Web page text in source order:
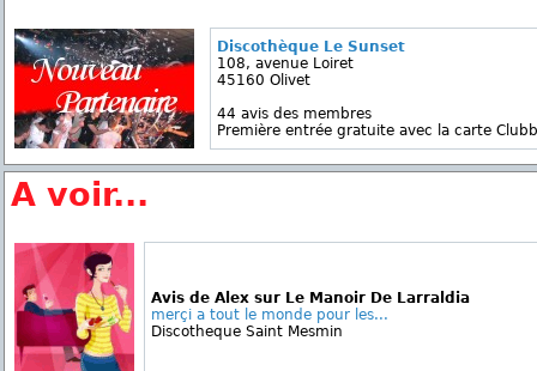
Discothèque Le Sunset
108, avenue Loiret
45160 Olivet
44 avis des membres
Première entrée gratuite avec la carte
A voir...
Avis de Alex sur Le Manoir De Larraldia
merçi a tout le monde pour les...
Discotheque Saint Mesmin